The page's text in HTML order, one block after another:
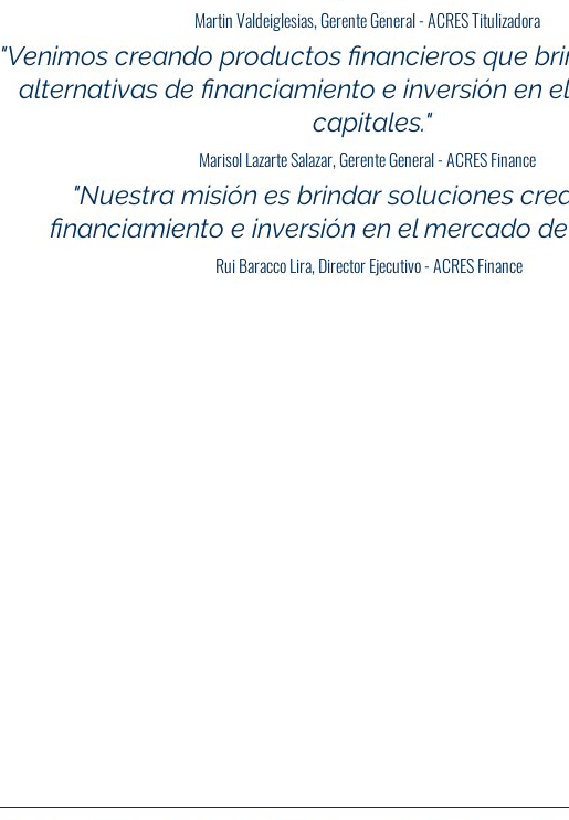
Martin Valdeiglesias, Gerente General - ACRES Titulizadora
"Venimos creando productos financieros que
alternativas de financiamiento e inversión en
capitales."
Marisol Lazarte Salazar, Gerente General - ACRES Finance
"Nuestra misión es brindar soluciones
financiamiento e inversión en el mercado
Rui Baracco Lira, Director Ejecutivo - ACRES Finance